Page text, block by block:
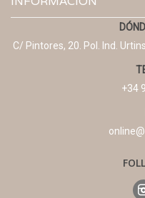
C/ Pintores, 20. Pol. Ind.
+34